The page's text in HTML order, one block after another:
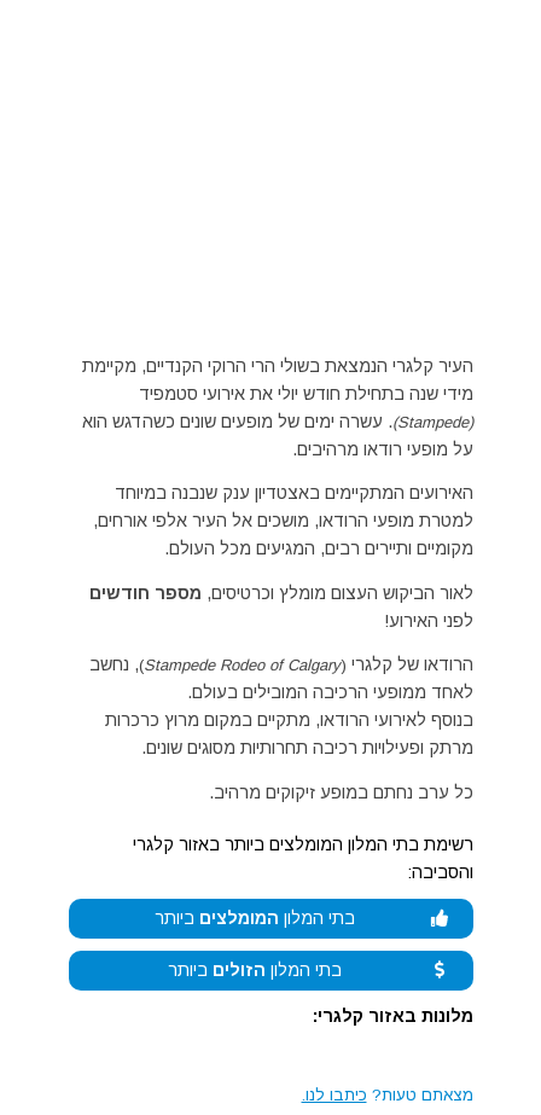
העיר קלגרי הנמצאת בשולי הרי הרוקי הקנדיים, מקיימת
מידי שנה בתחילת חודש יולי את אירועי סטמפיד
(Stampede)
. עשרה ימים של מופעים שונים כשהדגש הוא
על מופעי רודאו מרהיבים.
האירועים המתקיימים באצטדיון ענק שנבנה במיוחד
למטרת מופעי הרודאו, מושכים אל העיר אלפי אורחים,
מקומיים ותיירים רבים, המגיעים מכל העולם.
לאור הביקוש העצום מומלץ וכרטיסים, מספר חודשים
לפני האירוע!
הרודאו של קלגרי (
Stampede Rodeo of Calgary
), נחשב
לאחד ממופעי הרכיבה המובילים בעולם.
בנוסף לאירועי הרודאו, מתקיים במקום מרוץ כרכרות
מרתק ופעילויות רכיבה תחרותיות מסוגים שונים.
כל ערב נחתם במופע זיקוקים מרהיב.
רשימת בתי המלון המומלצים ביותר באזור קלגרי
והסביבה:
בתי המלון המומלצים ביותר
בתי המלון הזולים ביותר
מלונות באזור קלגרי:
מצאתם טעות? כיתבו לנו.